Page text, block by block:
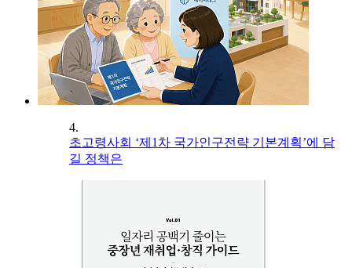
4.
초고령사회 ‘제1차 국가인구전략 기본계획’에 담
길 정책은